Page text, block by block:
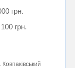
грн.
100 грн.